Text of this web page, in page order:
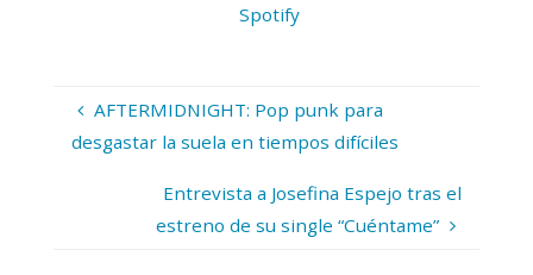
Spotify
AFTERMIDNIGHT: Pop punk para
desgastar la suela en tiempos difíciles
Entrevista a Josefina Espejo tras el
estreno de su single “Cuéntame”